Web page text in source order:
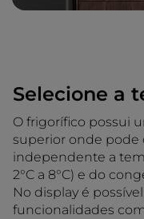
Selecione a
O frigorífico possui
superior onde pode
independente a
2°C a 8°C) e do
No display é
funcionalidades